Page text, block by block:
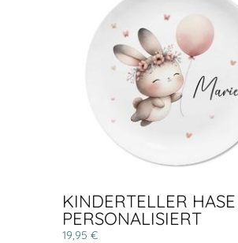
KINDERTELLER HASE
PERSONALISIERT
19,95 €